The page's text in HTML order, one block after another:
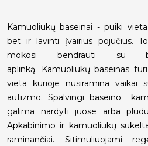
Kamuoliukų baseinai - puiki
bet ir lavinti įvairius pojūčius.
mokosi bendrauti su
aplinką. Kamuoliukų baseinas
vieta kurioje nusiramina vaikai
autizmo. Spalvingi baseino
galima nardyti juose arba
Apkabinimo ir kamuoliukų
raminančiai. Sitimuliuojami